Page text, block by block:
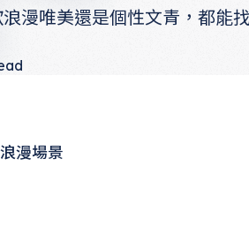
漫唯美還是個性文青，都能
漫場景